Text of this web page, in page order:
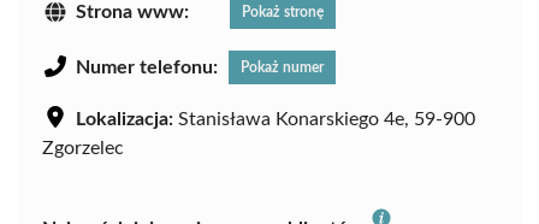
Strona www: Pokaż stronę
Numer telefonu: Pokaż numer
Lokalizacja: Stanisława Konarskiego 4e, 59-900
Zgorzelec